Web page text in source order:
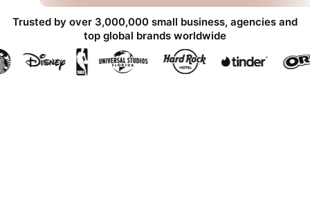
Trusted by over 3,000,000 small business, agencies and
top global brands worldwide